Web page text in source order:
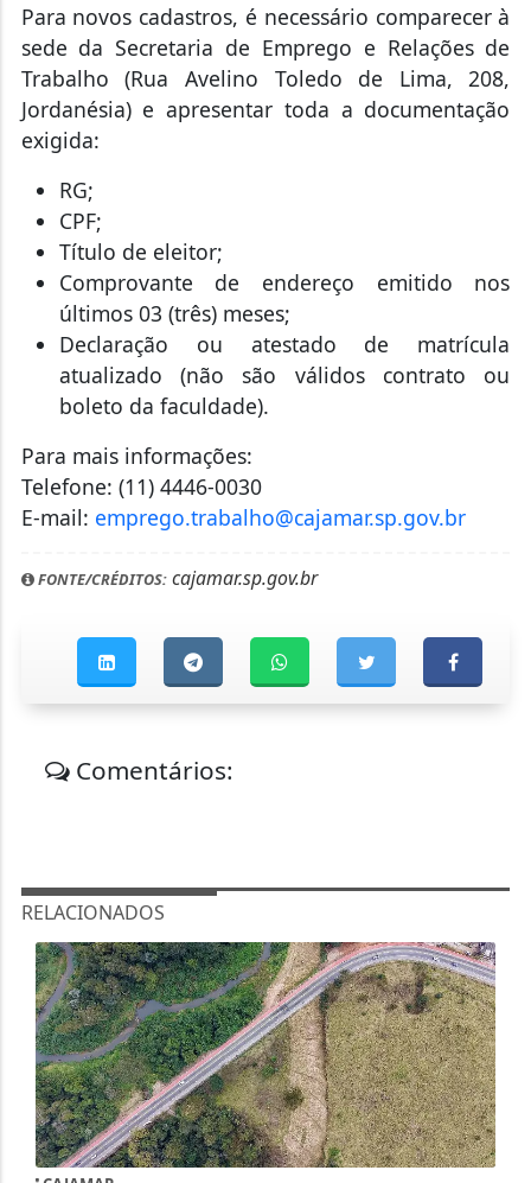
Para novos cadastros, é necessário comparecer à
sede da Secretaria de Emprego e Relações de
Trabalho (Rua Avelino Toledo de Lima, 208,
Jordanésia) e apresentar toda a documentação
exigida:
RG;
CPF;
Título de eleitor;
Comprovante de endereço emitido nos
últimos 03 (três) meses;
Declaração ou atestado de matrícula
atualizado (não são válidos contrato ou
boleto da faculdade).
Para mais informações:
Telefone: (11) 4446-0030
E-mail: emprego.trabalho@cajamar.sp.gov.br
FONTE/CRÉDITOS:cajamar.sp.gov.br
Comentários:
RELACIONADOS